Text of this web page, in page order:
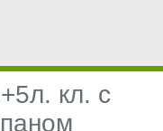
кл. с